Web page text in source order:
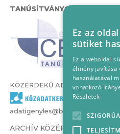
TANÚSÍTVÁNYOK
KÖZÉRDEKŰ ADATOK
adatigenyles@bvcs.hu
ARCHÍV KÖZÉRDEKŰ ADATOK
Ez az
sütiket
Ez a weboldal
élmény javítása
használatával
vonatkozó
Részletek